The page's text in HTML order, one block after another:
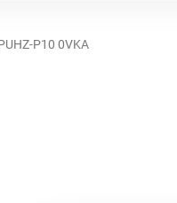
P10 0VKA